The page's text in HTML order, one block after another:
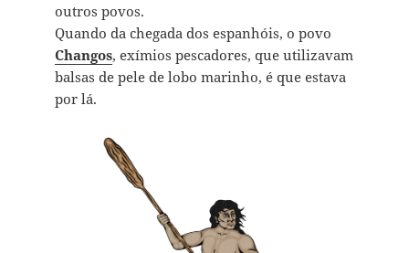
outros povos.
Quando da chegada dos espanhóis, o povo
Changos, exímios pescadores, que utilizavam
balsas de pele de lobo marinho, é que estava
por lá.